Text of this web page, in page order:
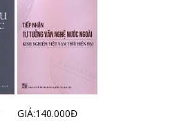
GIÁ:140.000Đ